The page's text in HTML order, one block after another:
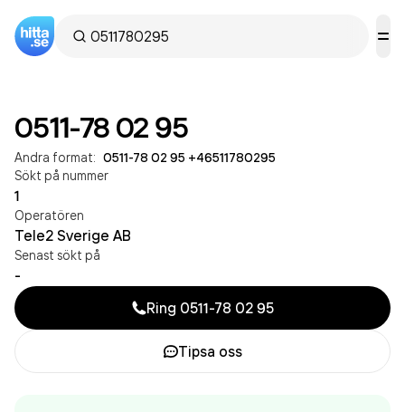
0511-78 02 95
Andra format: 0511-78 02 95 +46511780295
Sökt på nummer
1
Operatören
Tele2 Sverige AB
Senast sökt på
-
Ring 0511-78 02 95
Tipsa oss